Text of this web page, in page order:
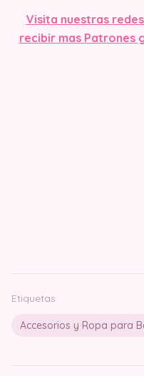
Visita nuestras
recibir mas Patrones
Etiquetas
Accesorios y Ropa para